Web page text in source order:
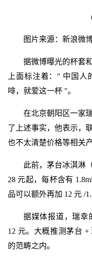
图片来源：新浪微
据微博曝光的杯套
上面标注着：" 中国
啡，就爱这一杯 "。
在北京朝阳区一家
了上述事实，他表示，
也不太清楚价格等相关
此前，茅台冰淇淋
28 元起，每杯含有
品可以额外再加 12 元 /
据媒体报道，瑞幸
12 元。大概推测茅台
的范畴之内。